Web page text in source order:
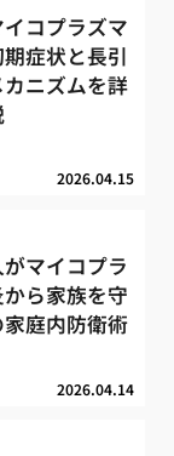
コプラズマ
症状と長引
カニズムを詳
2026.04.15
マイコプラ
ら家族を守
庭内防衛術
2026.04.14